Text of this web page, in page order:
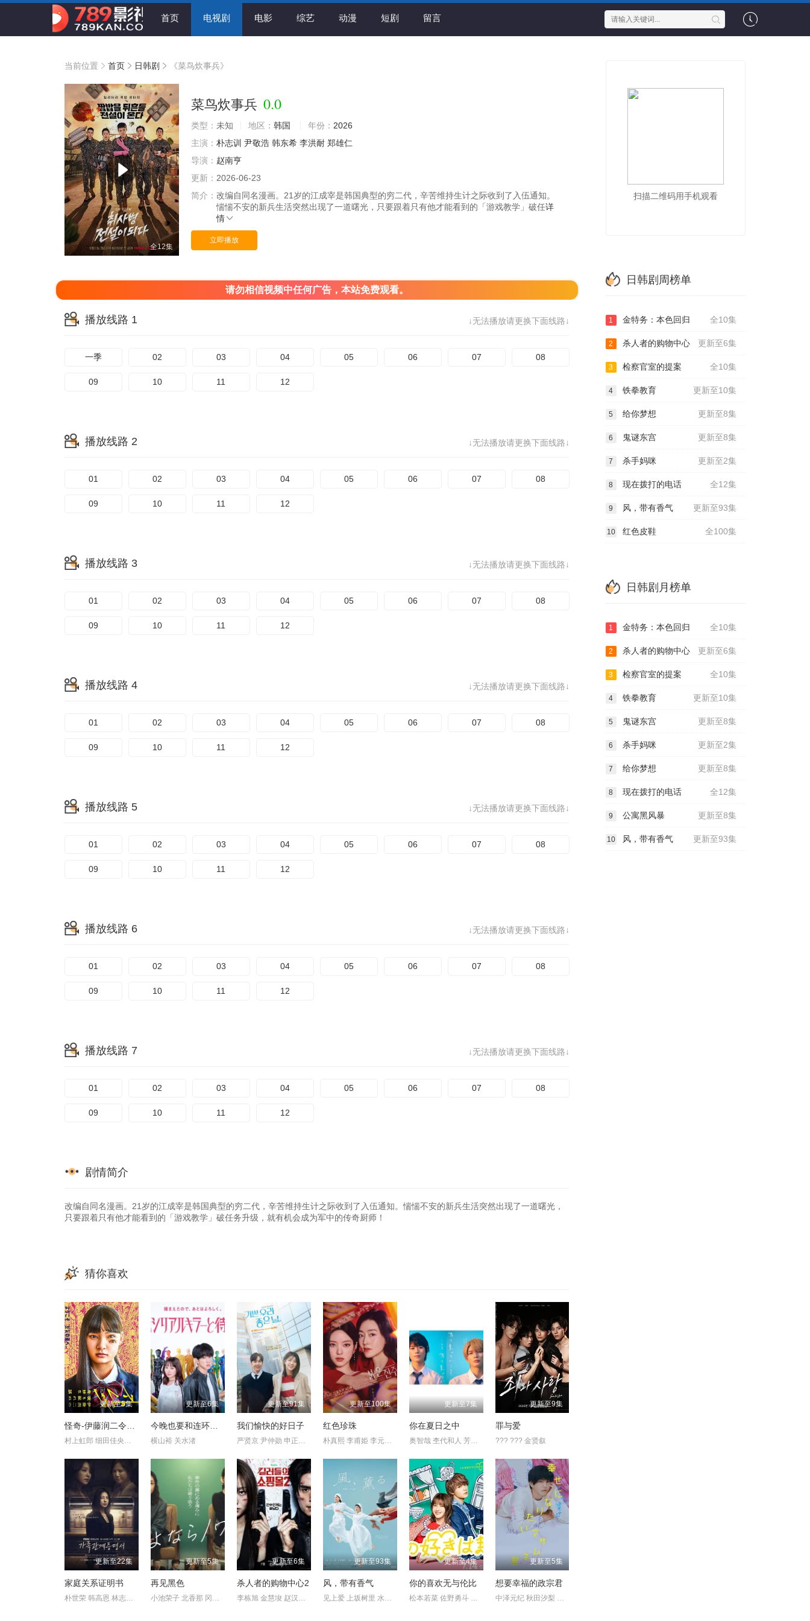
首页 电视剧 电影 综艺 动漫 短剧 留言
当前位置 首页 日韩剧 《菜鸟炊事兵》
全12集
菜鸟炊事兵 0.0
类型： 未知 地区： 韩国 年份： 2026
主演： 朴志训 尹敬浩 韩东希 李洪耐 郑雄仁
导演： 赵南亨
更新： 2026-06-23
简介： 改编自同名漫画。21岁的江成宰是韩国典型的穷二代，辛苦维持生计之际收到了入伍通知。
惴惴不安的新兵生活突然出现了一道曙光，只要跟着只有他才能看到的「游戏教学」破任详
情
立即播放
请勿相信视频中任何广告，本站免费观看。
↓无法播放请更换下面线路↓
播放线路 1
一季 02 03 04 05 06 07 08
09 10 11 12
↓无法播放请更换下面线路↓
播放线路 2
01 02 03 04 05 06 07 08
09 10 11 12
↓无法播放请更换下面线路↓
播放线路 3
01 02 03 04 05 06 07 08
09 10 11 12
↓无法播放请更换下面线路↓
播放线路 4
01 02 03 04 05 06 07 08
09 10 11 12
↓无法播放请更换下面线路↓
播放线路 5
01 02 03 04 05 06 07 08
09 10 11 12
↓无法播放请更换下面线路↓
播放线路 6
01 02 03 04 05 06 07 08
09 10 11 12
↓无法播放请更换下面线路↓
播放线路 7
01 02 03 04 05 06 07 08
09 10 11 12
剧情简介
改编自同名漫画。21岁的江成宰是韩国典型的穷二代，辛苦维持生计之际收到了入伍通知。惴惴不安的新兵生活突然出现了一道曙光，
只要跟着只有他才能看到的「游戏教学」破任务升级，就有机会成为军中的传奇厨师！
猜你喜欢
更新至5集
怪奇-伊藤润二令人彻夜难眠的奇异故事－
村上虹郎 细田佳央太 真木阳子 圆井湾 坂元爱登 石原良纯 杉田雷
更新至6集
今晚也要和连环杀手约会
横山裕 关水渚
更新至91集
我们愉快的好日子
严贤京 尹仲勋 申正允 尹多英 金惠玉 鲜于在德 尹多勋 文喜京 李
更新至100集
红色珍珠
朴真熙 李甫姫 李元宗 韩振熙 李应敬 李代延 金惠仙 金宣敬 ???
更新至7集
你在夏日之中
奥智哉 杢代和人 芳村宗治郎
更新至9集
罪与爱
??? ??? 金贤叙
更新至22集
家庭关系证明书
更新至5集
再见黑色
更新至6集
杀人者的购物中心2
更新至93集
风，带有香气
更新至4集
你的喜欢无与伦比
更新至5集
想要幸福的政宗君
扫描二维码用手机观看
日韩剧周榜单
全10集
1 金特务：本色回归
更新至6集
2 杀人者的购物中心
全10集
3 检察官室的提案
更新至10集
4 铁拳教育
更新至8集
5 给你梦想
更新至8集
6 鬼谜东宫
更新至2集
7 杀手妈咪
全12集
8 现在拨打的电话
更新至93集
9 风，带有香气
全100集
10 红色皮鞋
日韩剧月榜单
全10集
1 金特务：本色回归
更新至6集
2 杀人者的购物中心
全10集
3 检察官室的提案
更新至10集
4 铁拳教育
更新至8集
5 鬼谜东宫
更新至2集
6 杀手妈咪
更新至8集
7 给你梦想
全12集
8 现在拨打的电话
更新至8集
9 公寓黑风暴
更新至93集
10 风，带有香气